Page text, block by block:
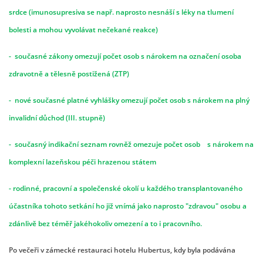
srdce (imunosupresiva se např. naprosto nesnáší s léky na tlumení
bolesti a mohou vyvolávat nečekané reakce)
- současné zákony omezují počet osob s nárokem na označení osoba
zdravotně a tělesně postižená (ZTP)
- nové současné platné vyhlášky omezují počet osob s nárokem na plný
invalidní důchod (III. stupně)
- současný indikační seznam rovněž omezuje počet osob s nárokem na
komplexní lazeňskou péči hrazenou státem
- rodinné, pracovní a společenské okolí u každého transplantovaného
účastníka tohoto setkání ho již vnímá jako naprosto "zdravou" osobu a
zdánlivě bez téměř jakéhokoliv omezení a to i pracovního.
Po večeři v zámecké restauraci hotelu Hubertus, kdy byla podávána